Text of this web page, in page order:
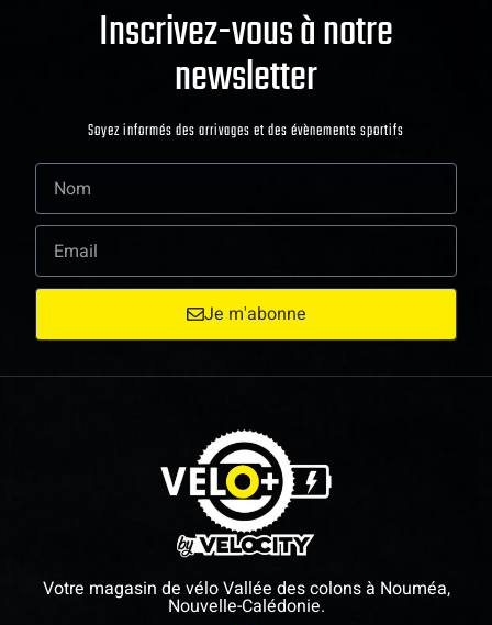
Inscrivez-vous à notre
newsletter
Soyez informés des arrivages et des évènements sportifs
Je m'abonne
Votre magasin de vélo Vallée des colons à Nouméa,
Nouvelle-Calédonie.